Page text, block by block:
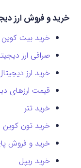
خرید و فروش ارز
خرید بیت کوین
صرافی ارز
خرید ارز
قیمت ارزهای
خرید تتر
خرید تون کوین
خرید و فروش
خرید ریپل